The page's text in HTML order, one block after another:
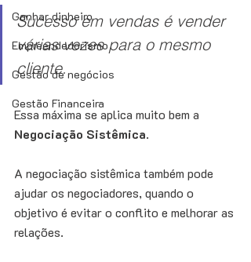
Ganhar dinheiro
Empreendedorismo
Gestão de negócios
Gestão Financeira
Sucesso em vendas é vender
várias vezes para o mesmo
cliente.
Essa máxima se aplica muito bem a
Negociação Sistêmica.
A negociação sistêmica também pode
ajudar os negociadores, quando o
objetivo é evitar o conflito e melhorar as
relações.